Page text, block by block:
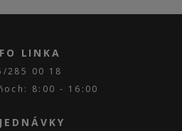
LINKA
285 00 18
8:00 - 16:00